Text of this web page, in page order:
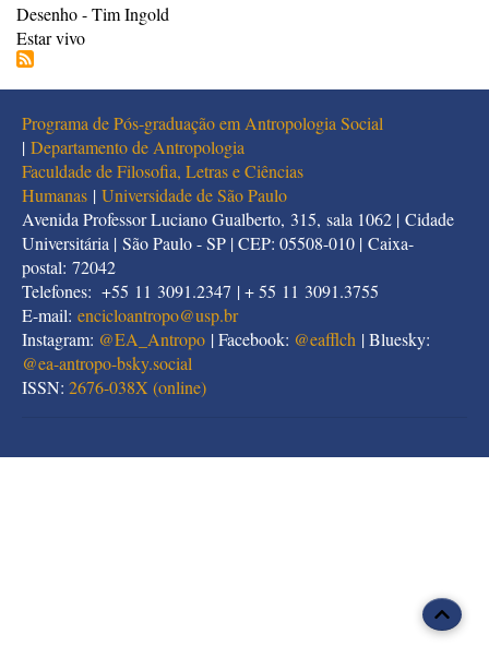
Desenho - Tim Ingold
Estar vivo
Programa de Pós-graduação em Antropologia Social
| Departamento de Antropologia
Faculdade de Filosofia, Letras e Ciências
Humanas | Universidade de São Paulo
Avenida Professor Luciano Gualberto, 315, sala 1062 | Cidade
Universitária | São Paulo - SP | CEP: 05508-010 | Caixa-
postal: 72042
Telefones: +55 11 3091.2347 | + 55 11 3091.3755
E-mail: encicloantropo@usp.br
Instagram: @EA_Antropo | Facebook: @eafflch | Bluesky:
@ea-antropo-bsky.social
ISSN: 2676-038X (online)